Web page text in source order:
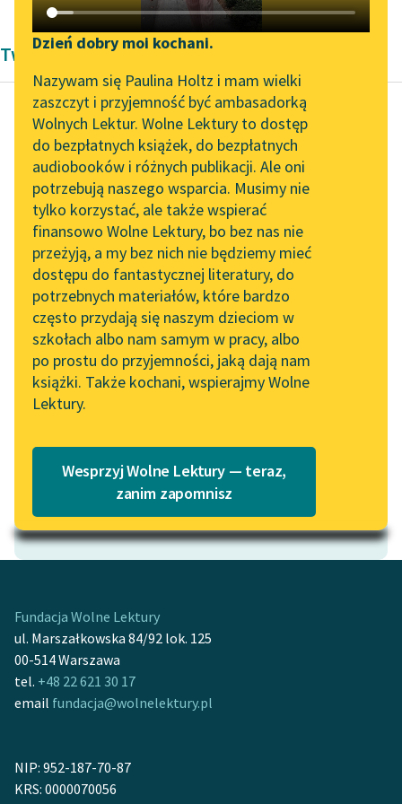
Katalog DAISY
Podkasty o książkach
Zgłoś brak utworu
Aktualności
„Prokurator Alicja Horn”
do słuchania
Byliśmy częścią AI Impact
Lab
Zapraszamy na spotkanie
online z tłumaczkami
literatury skandynawskiej
Spotkanie z Katarzyną
Tunkiel w Oslo
102. lata temu zmarł
Joseph Conrad
Lektury szkolne i klasyka
literatury do słuchania dla
uczennic i uczniów z
niepełnosprawnościami
szkolnych i literatury do
słuchania dla uczennic i
uczniów z
niepełnosprawnościami
Feministyczne inspiracje.
feministycznej
Narzędzia
Mapa Wolnych Lektur
Leśmianator
Przewodnik dla piszących i
czytających
API
OAI-PMH
Widget Wolnych Lektur
Przypisy
Katalog w formacie PDF
Dzień dobry moi kochani.
Nazywam się Paulina Holtz i mam wielki
zaszczyt i przyjemność być ambasadorką
Wolnych Lektur. Wolne Lektury to dostęp
do bezpłatnych książek, do bezpłatnych
audiobooków i różnych publikacji. Ale oni
potrzebują naszego wsparcia. Musimy nie
tylko korzystać, ale także wspierać
finansowo Wolne Lektury, bo bez nas nie
przeżyją, a my bez nich nie będziemy mieć
dostępu do fantastycznej literatury, do
potrzebnych materiałów, które bardzo
często przydają się naszym dzieciom w
szkołach albo nam samym w pracy, albo
po prostu do przyjemności, jaką dają nam
książki. Także kochani, wspierajmy Wolne
Lektury.
Wesprzyj Wolne Lektury — teraz,
zanim zapomnisz
Twórczość Bolesław Prus
Bolesław Prus
Anielka
Nie trzeba było
głębokiej znajomości
ani psychologii, ani
zwyczajów
towarzyskich, aby
odgadnąć, że
powodem częstych...
Motyw: Człowiek
Fundacja Wolne Lektury
ul. Marszałkowska 84/92 lok. 125
00-514 Warszawa
tel. +48 22 621 30 17
email fundacja@wolnelektury.pl
NIP: 952-187-70-87
KRS: 0000070056